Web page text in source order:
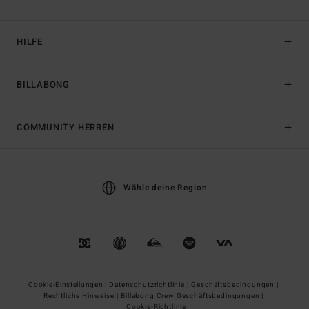
HILFE
BILLABONG
COMMUNITY HERREN
Wähle deine Region
Cookie-Einstellungen | Datenschutzrichtlinie | Geschäftsbedingungen |
Rechtliche Hinweise | Billabong Crew Geschäftsbedingungen |
Cookie-Richtlinie